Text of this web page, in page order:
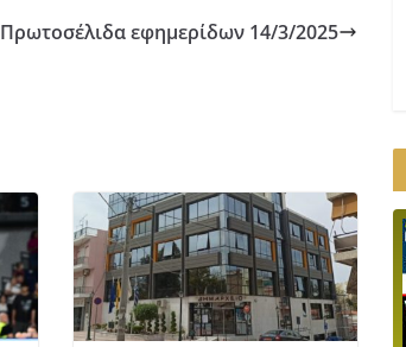
Πρωτοσέλιδα εφημερίδων 14/3/2025